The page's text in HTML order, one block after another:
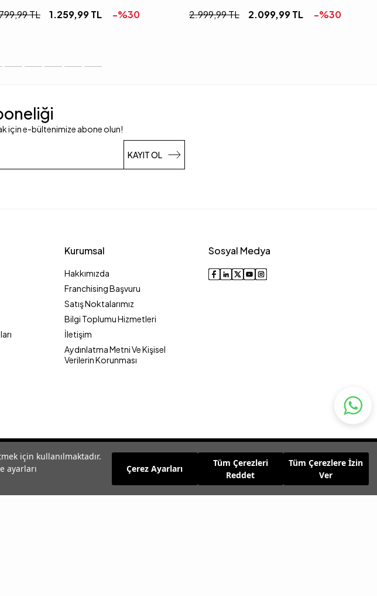
için kullanılmaktadır.
ayarları
Çerez Ayarları
Tüm Çerezleri
Reddet
Tüm Çerezlere İzin
Ver
TL 1.259,99TL -%30
2.999,99TL 2.099,99TL -%30
için e-bültenimize abone olun!
KAYIT OL
Kurumsal
Hakkımızda
Franchising Başvuru
Satış Noktalarımız
Bilgi Toplumu Hizmetleri
İletişim
Aydınlatma Metni Ve Kişisel
Verilerin Korunması
Sosyal Medya